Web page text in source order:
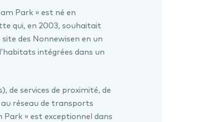
Park » est né en
qui, en 2003, souhaitait
des Nonnewisen en un
intégrées dans un
de services de proximité, de
réseau de transports
» est exceptionnel dans